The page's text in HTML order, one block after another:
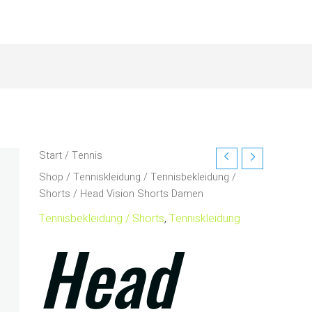
Start/Tennis
Shop /Tenniskleidung /Tennisbekleidung /
Shorts / Head Vision Shorts Damen
Tennisbekleidung / Shorts,Tenniskleidung
Head